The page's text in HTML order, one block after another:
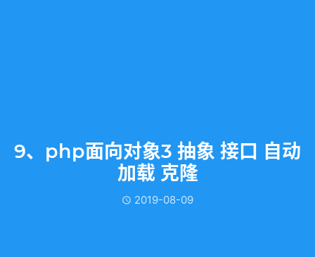
9、php面向对象3 抽象 接口 自动
加载 克隆
 2019-08-09